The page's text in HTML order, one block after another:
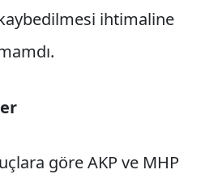
ihtimaline
göre AKP ve MHP